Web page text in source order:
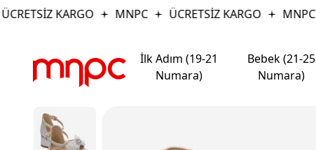
KARGO MNPC ÜCRETSİZ KARGO MNPC
İlk Adım (19-21
Numara)
Bebek (21-25
Numara)